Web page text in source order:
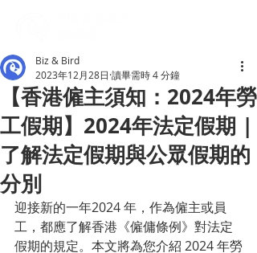
【香港僱主須知：2024年勞
工假期】2024年法定假期 |
了解法定假期與公眾假期的
分別
Biz & Bird
2023年12月28日 讀畢需時 4 分鐘
迎接新的一年2024 年，作為僱主或員
工，都應了解香港《僱傭條例》對法定
假期的規定。本文將為您介紹 2024 年勞